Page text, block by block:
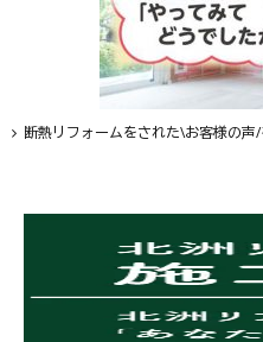
断熱リフォームをされた\お客様の声/